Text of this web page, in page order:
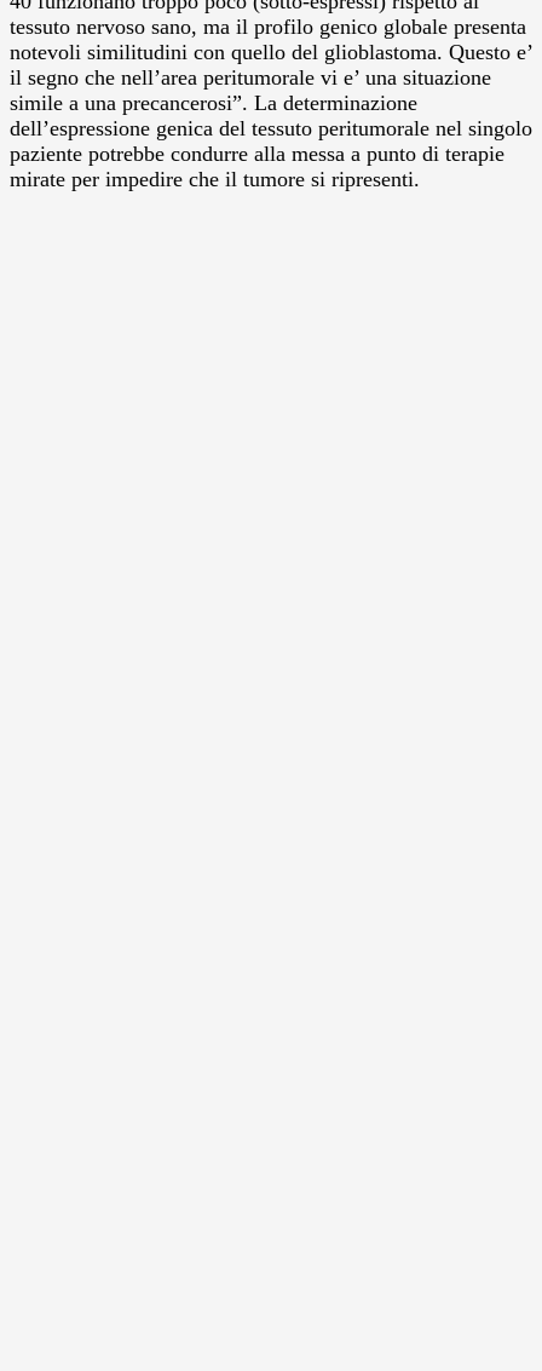
tessuto nervoso sano, ma il profilo genico globale presenta
notevoli similitudini con quello del glioblastoma. Questo e’
il segno che nell’area peritumorale vi e’ una situazione
simile a una precancerosi”. La determinazione
dell’espressione genica del tessuto peritumorale nel singolo
paziente potrebbe condurre alla messa a punto di terapie
mirate per impedire che il tumore si ripresenti.